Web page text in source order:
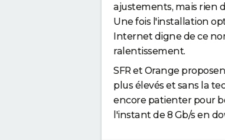
ajustements, mais rien
Une fois l'installation
Internet digne de ce
ralentissement.
SFR et Orange
plus élevés et sans la
encore patienter pour
l'instant de 8 Gb/s en